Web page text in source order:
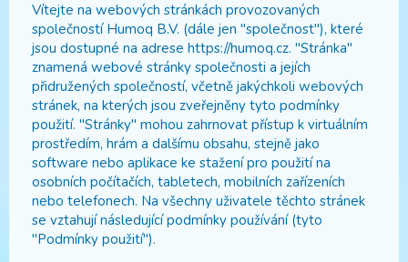
Vítejte na webových stránkách provozovaných
společností Humoq B.V. (dále jen "společnost"), které
jsou dostupné na adrese https://humoq.cz. "Stránka"
znamená webové stránky společnosti a jejích
přidružených společností, včetně jakýchkoli webových
stránek, na kterých jsou zveřejněny tyto podmínky
použití. "Stránky" mohou zahrnovat přístup k virtuálním
prostředím, hrám a dalšímu obsahu, stejně jako
software nebo aplikace ke stažení pro použití na
osobních počítačích, tabletech, mobilních zařízeních
nebo telefonech. Na všechny uživatele těchto stránek
se vztahují následující podmínky používání (tyto
"Podmínky použití").